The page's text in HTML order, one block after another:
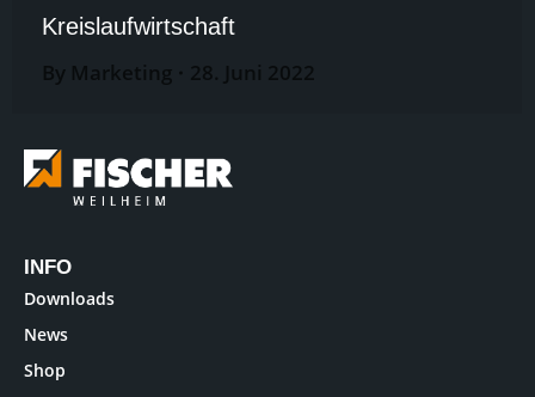
Kreislaufwirtschaft
By Marketing 28. Juni 2022
INFO
Downloads
News
Shop